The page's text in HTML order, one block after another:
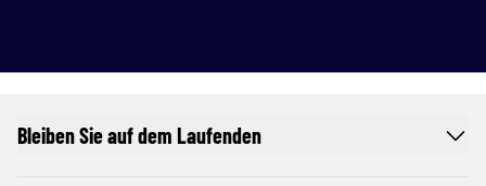
Bleiben Sie auf dem Laufenden